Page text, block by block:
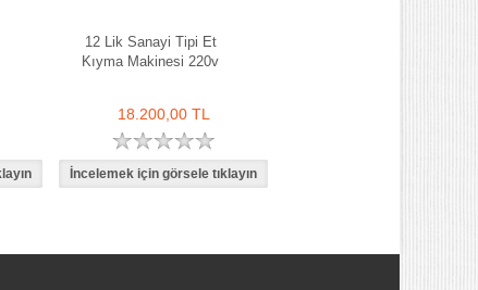
12 Lik Sanayi Tipi Et
Kıyma Makinesi 220v
18.200,00 TL